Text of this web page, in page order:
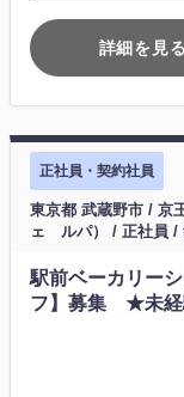
詳細を見る
正社員・契約社員
東京都 武蔵野市 / 京
ェ ルパ） / 正社員 /
駅前ベーカリー
フ】募集 ★未経